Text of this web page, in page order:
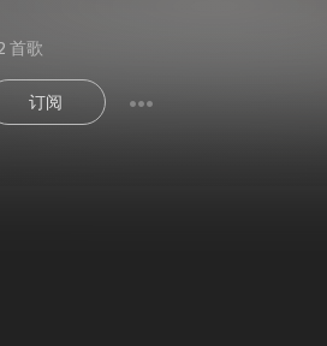
首歌
订阅